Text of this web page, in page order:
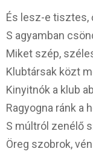
És lesz-e tisztes,
S agyamban
Miket szép,
Klubtársak közt
Kinyitnók a klub
Ragyogna ránk a
S múltról zenélő
Öreg szobrok,